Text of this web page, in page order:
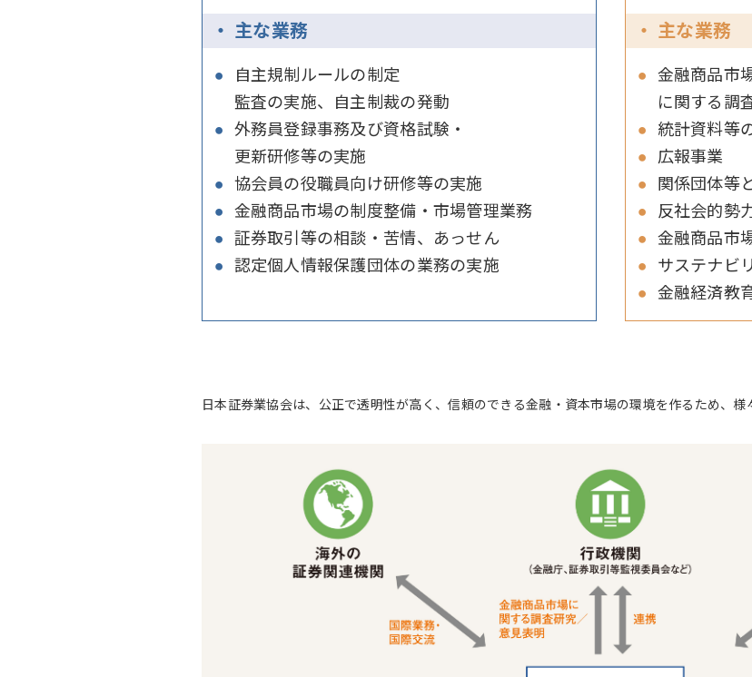
主な業務
自主規制ルールの制定
監査の実施、自主制裁の発動
外務員登録事務及び資格試験・
更新研修等の実施
協会員の役職員向け研修等の実施
金融商品市場の制度整備・市場管理業務
証券取引等の相談・苦情、あっせん
認定個人情報保護団体の業務の実施
主な業務
金融商品市
に関する調
統計資料等
広報事業
関係団体等
反社会的勢
金融商品市
サステナビ
金融経済教
日本証券業協会は、公正で透明性が高く、信頼のできる金融・資本市場の環境を作るため、様